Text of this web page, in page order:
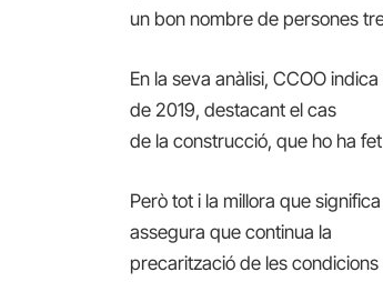
un bon nombre de persones
En la seva anàlisi, CCOO
de 2019, destacant el cas
de la construcció, que ho ha
Però tot i la millora que
assegura que continua la
precarització de les